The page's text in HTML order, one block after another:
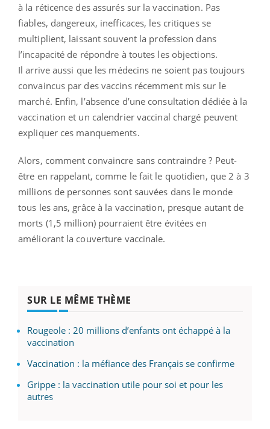
à la réticence des assurés sur la vaccination. Pas
fiables, dangereux, inefficaces, les critiques se
multiplient, laissant souvent la profession dans
l’incapacité de répondre à toutes les objections.
Il arrive aussi que les médecins ne soient pas toujours
convaincus par des vaccins récemment mis sur le
marché. Enfin, l’absence d’une consultation dédiée à la
vaccination et un calendrier vaccinal chargé peuvent
expliquer ces manquements.
Alors, comment convaincre sans contraindre ? Peut-
être en rappelant, comme le fait le quotidien, que 2 à 3
millions de personnes sont sauvées dans le monde
tous les ans, grâce à la vaccination, presque autant de
morts (1,5 million) pourraient être évitées en
améliorant la couverture vaccinale.
SUR LE MÊME THÈME
Rougeole : 20 millions d’enfants ont échappé à la
vaccination
Vaccination : la méfiance des Français se confirme
Grippe : la vaccination utile pour soi et pour les
autres